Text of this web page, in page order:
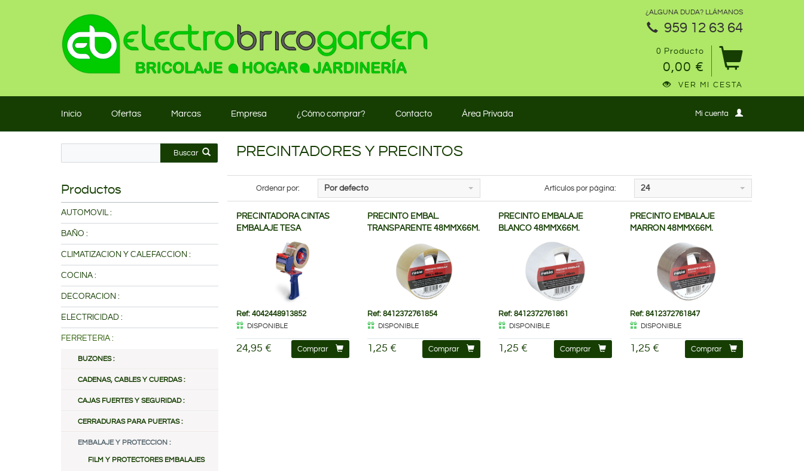
¿ALGUNA DUDA? LLÁMANOS
959 12 63 64
0 Producto
0,00 €
VER MI CESTA
Inicio Ofertas Marcas Empresa ¿Cómo comprar? Contacto Área Privada Mi cuenta
Buscar
Productos
AUTOMOVIL :
BAÑO :
CLIMATIZACION Y CALEFACCION :
COCINA :
DECORACION :
ELECTRICIDAD :
FERRETERIA :
BUZONES :
CADENAS, CABLES Y CUERDAS :
CAJAS FUERTES Y SEGURIDAD :
CERRADURAS PARA PUERTAS :
EMBALAJE Y PROTECCION :
FILM Y PROTECTORES EMBALAJES
PRECINTADORES Y PRECINTOS
Ordenar por: Por defecto Artículos por página: 24
PRECINTADORA CINTAS
EMBALAJE TESA
Ref: 4042448913852
DISPONIBLE
24,95 € Comprar
PRECINTO EMBAL.
TRANSPARENTE 48MMX66M.
Ref: 8412372761854
DISPONIBLE
1,25 € Comprar
PRECINTO EMBALAJE
BLANCO 48MMX66M.
Ref: 8412372761861
DISPONIBLE
1,25 € Comprar
PRECINTO EMBALAJE
MARRON 48MMX66M.
Ref: 8412372761847
DISPONIBLE
1,25 € Comprar